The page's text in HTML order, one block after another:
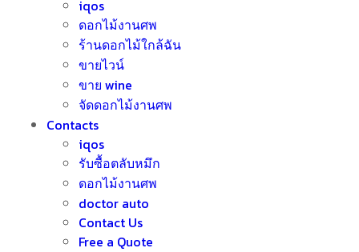
iqos
ดอกไม้งานศพ
ร้านดอกไม้ใกล้ฉัน
ขายไวน์
ขาย wine
จัดดอกไม้งานศพ
Contacts
iqos
รับซื้อตลับหมึก
ดอกไม้งานศพ
doctor auto
Contact Us
Free a Quote